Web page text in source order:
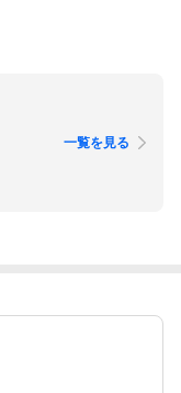
一覧を見る